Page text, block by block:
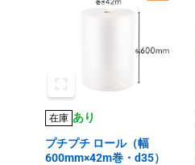
在庫 あり
プチプチ ロール（幅
600mm×42m巻・d35）